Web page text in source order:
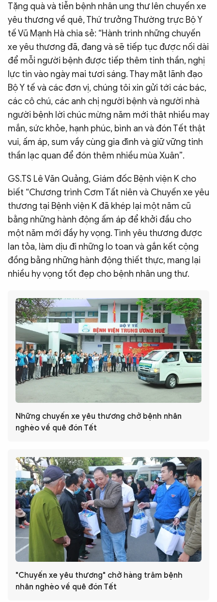
Tặng quà và tiễn bệnh nhân ung thư lên chuyến xe
yêu thương về quê, Thứ trưởng Thường trực Bộ Y
tế Vũ Mạnh Hà chia sẻ: “Hành trình những chuyến
xe yêu thương đã, đang và sẽ tiếp tục được nối dài
để mỗi người bệnh được tiếp thêm tinh thần, nghị
lực tin vào ngày mai tươi sáng. Thay mặt lãnh đạo
Bộ Y tế và các đơn vị, chúng tôi xin gửi tới các bác,
các cô chú, các anh chị người bệnh và người nhà
người bệnh lời chúc mừng năm mới thật nhiều may
mắn, sức khỏe, hạnh phúc, bình an và đón Tết thật
vui, ấm áp, sum vầy cùng gia đình và giữ vững tinh
thần lạc quan để đón thêm nhiều mùa Xuân”.
GS.TS Lê Văn Quảng, Giám đốc Bệnh viện K cho
biết “Chương trình Cơm Tất niên và Chuyến xe yêu
thương tại Bệnh viện K đã khép lại một năm cũ
bằng những hành động ấm áp để khởi đầu cho
một năm mới đầy hy vọng. Tình yêu thương được
lan tỏa, làm dịu đi những lo toan và gắn kết cộng
đồng bằng những hành động thiết thực, mang lại
nhiều hy vọng tốt đẹp cho bệnh nhân ung thư.
Những chuyến xe yêu thương chở bệnh nhân
nghèo về quê đón Tết
"Chuyến xe yêu thương" chở hàng trăm bệnh
nhân nghèo về quê đón Tết